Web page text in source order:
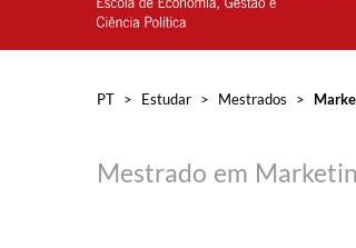
PT > Estudar > Mestrados >
Mestrado em